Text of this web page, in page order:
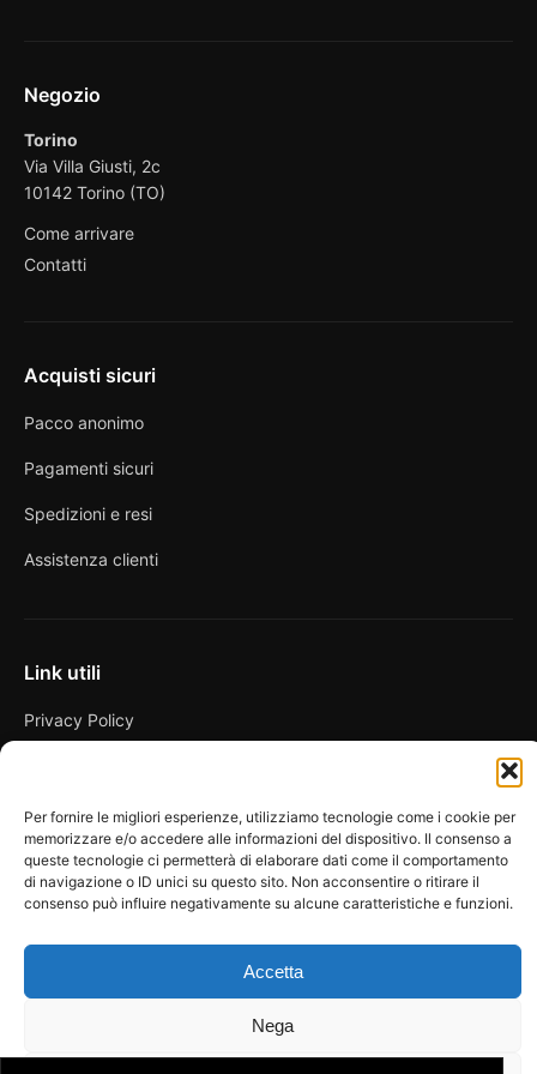
Per fornire le migliori esperienze, utilizziamo tecnologie come i cookie per
memorizzare e/o accedere alle informazioni del dispositivo. Il consenso a
queste tecnologie ci permetterà di elaborare dati come il comportamento
di navigazione o ID unici su questo sito. Non acconsentire o ritirare il
consenso può influire negativamente su alcune caratteristiche e funzioni.
Accetta
Nega
Negozio
Torino
Via Villa Giusti, 2c
10142 Torino (TO)
Come arrivare
Contatti
Acquisti sicuri
Pacco anonimo
Pagamenti sicuri
Spedizioni e resi
Assistenza clienti
Link utili
Privacy Policy
Cookie Policy
FAQ
La Bottega dei Desideri di D’Avascio Enrico
Pagamenti gestiti tramite circuiti sicuri e certificati.